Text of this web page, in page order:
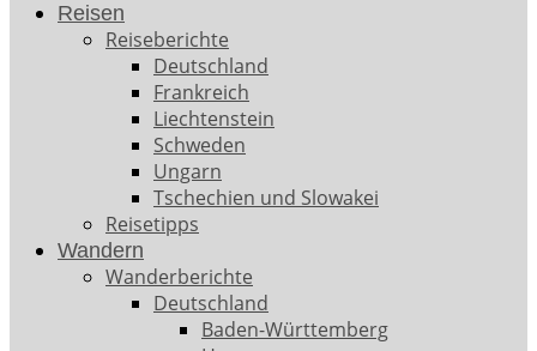
Reisen
Reiseberichte
Deutschland
Frankreich
Liechtenstein
Schweden
Ungarn
Tschechien und Slowakei
Reisetipps
Wandern
Wanderberichte
Deutschland
Baden-Württemberg